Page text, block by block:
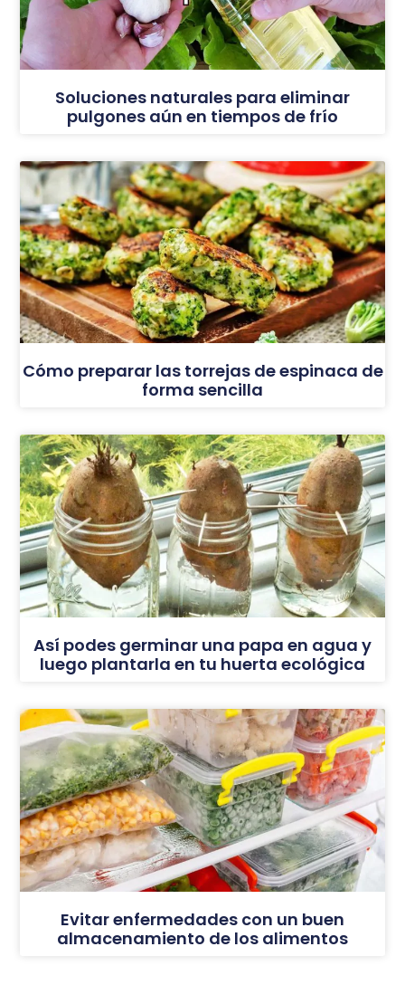
Soluciones naturales para eliminar
pulgones aún en tiempos de frío
Cómo preparar las torrejas de espinaca de
forma sencilla
Así podes germinar una papa en agua y
luego plantarla en tu huerta ecológica
Evitar enfermedades con un buen
almacenamiento de los alimentos